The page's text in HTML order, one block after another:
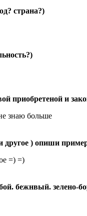
страна?)
приобретеной и
знаю больше
другое ) опиши
=) =)
бежнвый. зелено-